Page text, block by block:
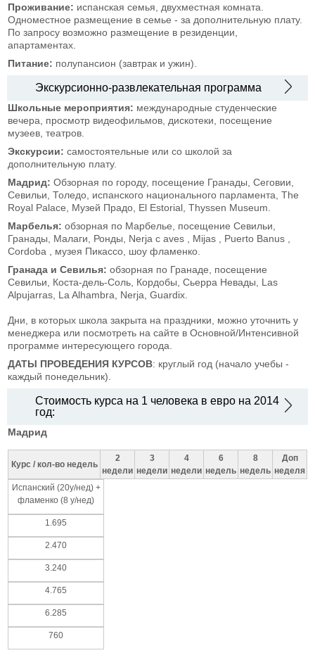
Проживание: испанская семья, двухместная комната.
Одноместное размещение в семье - за дополнительную плату.
По запросу возможно размещение в резиденции,
апартаментах.
Питание: полупансион (завтрак и ужин).
Экскурсионно-развлекательная программа
Школьные мероприятия: международные студенческие
вечера, просмотр видеофильмов, дискотеки, посещение
музеев, театров.
Экскурсии: самостоятельные или со школой за
дополнительную плату.
Мадрид: Обзорная по городу, посещение Гранады, Сеговии,
Севильи, Толедо, испанского национального парламента, The
Royal Palace, Музей Прадо, El Estorial, Thyssen Museum.
Марбелья: обзорная по Марбелье, посещение Севильи,
Гранады, Малаги, Ронды, Nerja с aves , Mijas , Puerto Banus ,
Cordoba , музея Пикассо, шоу фламенко.
Гранада и Севилья: обзорная по Гранаде, посещение
Севильи, Коста-дель-Соль, Кордобы, Сьерра Невады, Las
Alpujarras, La Alhambra, Nerja, Guardix.
Дни, в которых школа закрыта на праздники, можно уточнить у
менеджера или посмотреть на сайте в Основной/Интенсивной
программе интересующего города.
ДАТЫ ПРОВЕДЕНИЯ КУРСОВ: круглый год (начало учебы -
каждый понедельник).
Стоимость курса на 1 человека в евро на 2014
год:
Мадрид
Курс / кол-во недель
2
недели
3
недели
4
недели
6
недель
8
недель
Доп
неделя
Испанский (20у/нед) +
фламенко (8 у/нед)
1.695
2.470
3.240
4.765
6.285
760